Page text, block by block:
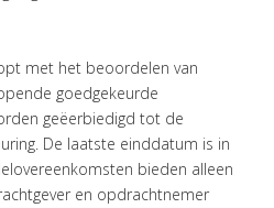
met het beoordelen van
goedgekeurde
geëerbiedigd tot de
De laatste einddatum is in
bieden alleen
en opdrachtnemer